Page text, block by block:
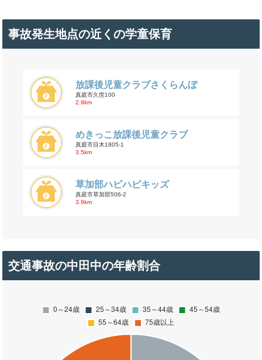
事故発生地点の近くの学童保育
放課後児童クラブさくらんぼ
真庭市久世100
2.9km
めきっこ放課後児童クラブ
真庭市目木1805-1
3.5km
草加部ハピハピキッズ
真庭市草加部506-2
3.9km
交通事故の中田中の年齢割合